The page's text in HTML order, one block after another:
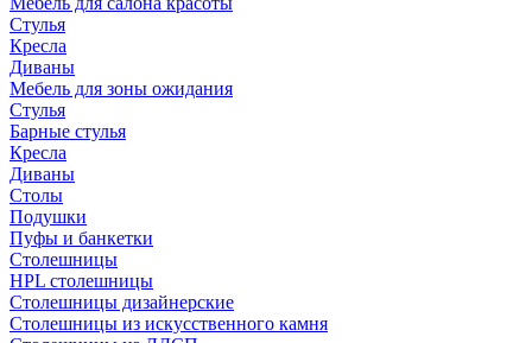
Стулья
Кресла
Диваны
Мебель для зоны ожидания
Стулья
Барные стулья
Кресла
Диваны
Столы
Подушки
Пуфы и банкетки
Столешницы
HPL столешницы
Столешницы дизайнерские
Столешницы из искусственного камня